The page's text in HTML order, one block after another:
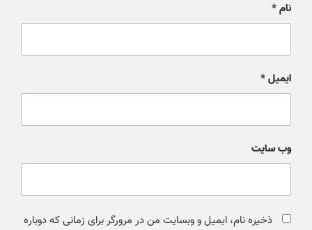
نام*
ایمیل*
وب‌ سایت
ذخیره نام، ایمیل و وبسایت من در مرورگر برای زمانی که دوباره